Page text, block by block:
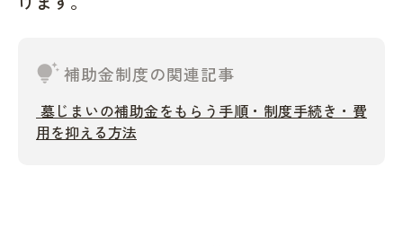
tips_and_updates補助金制度の関連記事
墓じまいの補助金をもらう手順・制度手続き・費
用を抑える方法